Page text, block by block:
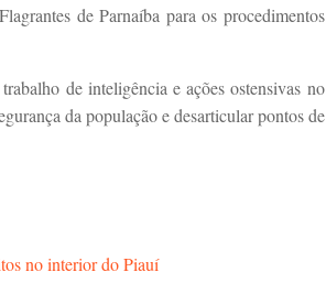
de Parnaíba para os procedimentos
de inteligência e ações ostensivas no
da população e desarticular pontos de
no interior do Piauí